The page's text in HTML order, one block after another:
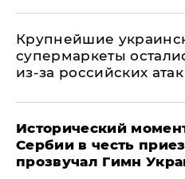
Крупнейшие
супермаркеты
из-за российских атак
Исторический
Сербии в честь
прозвучал Гимн